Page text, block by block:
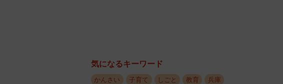
度、オンラインで交流。やはり、言葉の壁は存在し
気になるキーワード
かんさい 子育て しごと 教育 兵庫